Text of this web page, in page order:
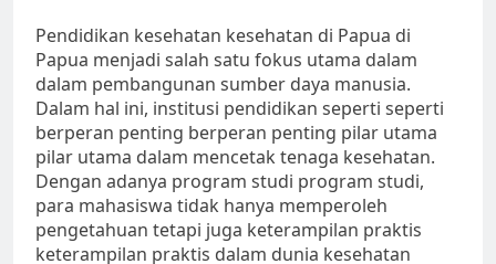
Pendidikan kesehatan kesehatan di Papua di
Papua menjadi salah satu fokus utama dalam
dalam pembangunan sumber daya manusia.
Dalam hal ini, institusi pendidikan seperti seperti
berperan penting berperan penting pilar utama
pilar utama dalam mencetak tenaga kesehatan.
Dengan adanya program studi program studi,
para mahasiswa tidak hanya memperoleh
pengetahuan tetapi juga keterampilan praktis
keterampilan praktis dalam dunia kesehatan